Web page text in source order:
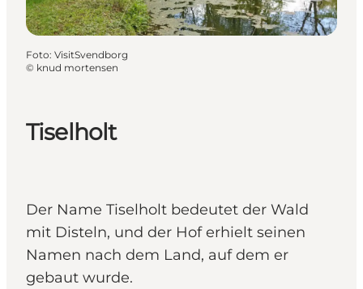
Tiselholt
Der Name Tiselholt bedeutet der Wald
mit Disteln, und der Hof erhielt seinen
Namen nach dem Land, auf dem er
gebaut wurde.
Foto: VisitSvendborg
© knud mortensen